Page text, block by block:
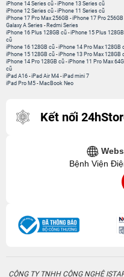
iPhone 14 Series cũ -iPhone 13 Series cũ
iPhone 12 Series cũ -iPhone 11 Series cũ
iPhone 17 Pro Max 256GB -iPhone 17 Pro 256GB
Galaxy A Series - Redmi Series
iPhone 16 Plus 128GB cũ -iPhone 15 Plus 128GB
cũ
iPhone 16 128GB cũ -iPhone 14 Pro Max 128GB
iPhone 15 128GB cũ -iPhone 13 Pro Max 128GB
iPhone 14 Pro 128GB cũ -iPhone 11 Pro Max
cũ
iPad A16 -iPad Air M4 -iPad mini 7
iPad Pro M5 - MacBook Neo
Kết nối
Bệnh Viện
CÔNG TY TNHH CÔNG NGHỆ